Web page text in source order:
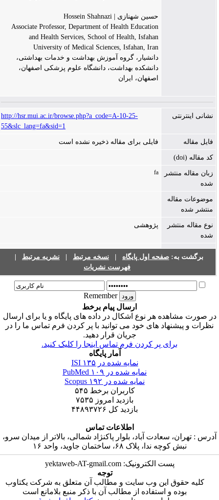
حسین شهنازی | Hossein Shahnazi
Associate Professor, Department of Health Education
and Health Services, School of Health, Isfahan
University of Medical Sciences, Isfahan, Iran
دانشیار، گروه آموزش بهداشت و خدمات بهداشتی،
دانشکده بهداشت، دانشگاه علوم پزشکی اصفهان،
اصفهان، ایران
نشانی اینترنتی
http://hsr.mui.ac.ir/browse.php?a_code=A-10-25-
55&slc_lang=fa&sid=1
فایل مقاله فایلی برای مقاله ذخیره نشده است
کد مقاله (doi)
زبان مقاله منتشر
شده
موضوعات مقاله
منتشر شده
نوع مقاله منتشر
شده
پژوهشی
برگشت به:صفحه اول پایگاه| نسخه مرتبط| نشریه مرتبط|
فهرست نشریات
Remember
ارسال پیام برخط
صورت مشاهده هر نوع اشکال در داده های پایگاه و یا برای ارسال
نظرات و پیشنهاد های خود می توانید با پر کردن فرم تماس ما را در
جریان قرار دهید.
برای پر کردن فرم تماس اینجا را کلیک کنید.
آمار پایگاه
نمایه شده در ISI۱۳۵
نمایه شده در PubMed۱۰۹
نمایه شده در Scopus۱۹۲
کاربران برخط۵۴۵
بازدید امروز۷۵۳۵
بازدید کل ۴۴۸۹۳۷۲۶
اطلاعات تماس
: تهران، سعادت آباد، بلوار پاکنژاد شمالی، بالاتر از میدان سرو،
نبش کوچه ندا، پلاک ۶۸، ساختمان جاوید، واحد ۱۶
پست الکترونیک: yektaweb-AT-gmail.com
توجه
کلیه حقوق این وب سایت و مطالب آن متعلق به شرکت یکتاوب
بوده و استفاده از مطالب آن با ذکر منبع بلامانع است